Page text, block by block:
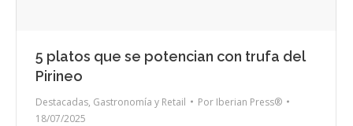
5 platos que se potencian con trufa del
Pirineo
Destacadas, Gastronomía y Retail Por Iberian Press®
18/07/2025